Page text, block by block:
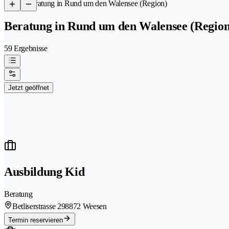
/Beratung in Rund um den Walensee (Region)
Beratung in Rund um den Walensee
59 Ergebnisse
Jetzt geöffnet
Ausbildung Kid
Beratung
Betliserstrasse 298872 Weesen
Termin reservieren